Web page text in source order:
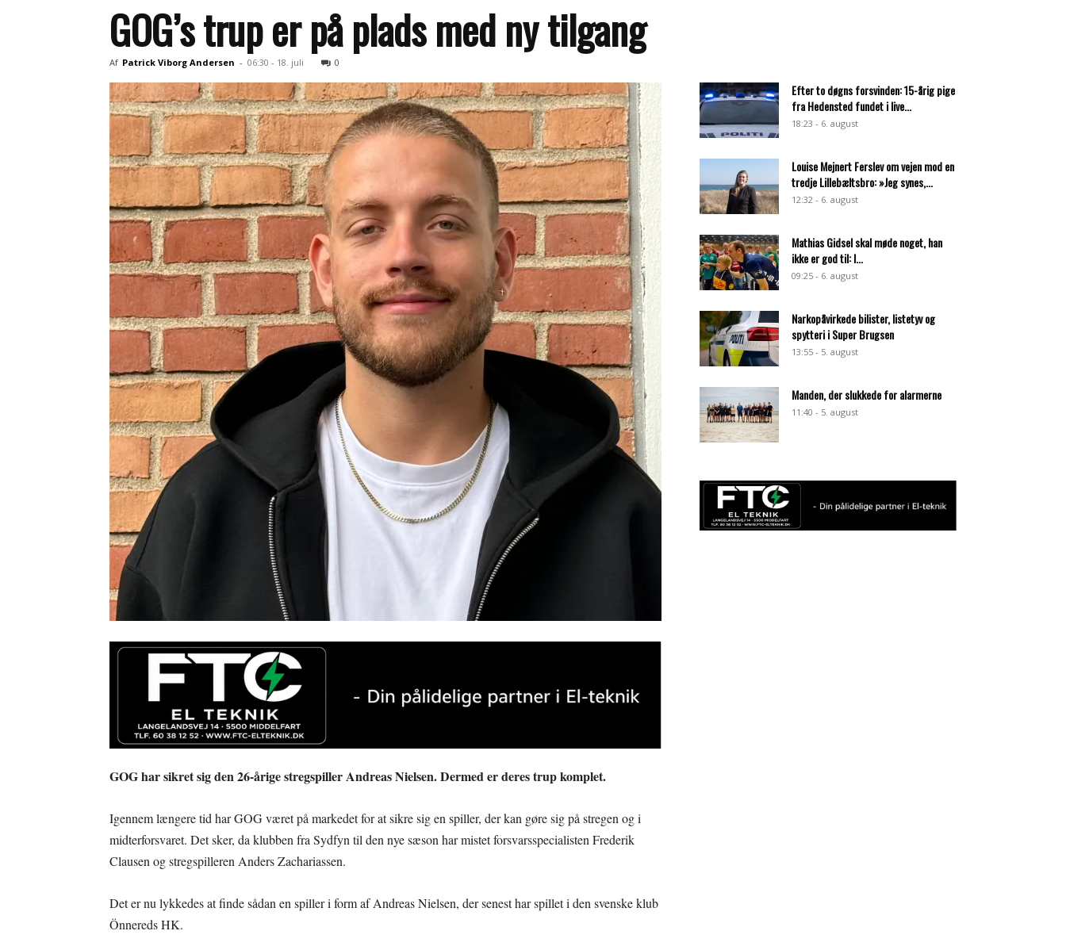
GOG’s trup er på plads med ny tilgang
Af Patrick Viborg Andersen - 06:30 - 18. juli 0
GOG har sikret sig den 26-årige stregspiller Andreas Nielsen. Dermed er deres trup komplet.
Igennem længere tid har GOG været på markedet for at sikre sig en spiller, der kan gøre sig på stregen og i
midterforsvaret. Det sker, da klubben fra Sydfyn til den nye sæson har mistet forsvarsspecialisten Frederik
Clausen og stregspilleren Anders Zachariassen.
Det er nu lykkedes at finde sådan en spiller i form af Andreas Nielsen, der senest har spillet i den svenske klub
Önnereds HK.
Efter to døgns forsvinden: 15-årig pige
fra Hedensted fundet i live...
18:23 - 6. august
Louise Mejnert Ferslev om vejen mod en
tredje Lillebæltsbro: »Jeg synes,...
12:32 - 6. august
Mathias Gidsel skal møde noget, han
ikke er god til: I...
09:25 - 6. august
Narkopåvirkede bilister, listetyv og
spytteri i Super Brugsen
13:55 - 5. august
Manden, der slukkede for alarmerne
11:40 - 5. august